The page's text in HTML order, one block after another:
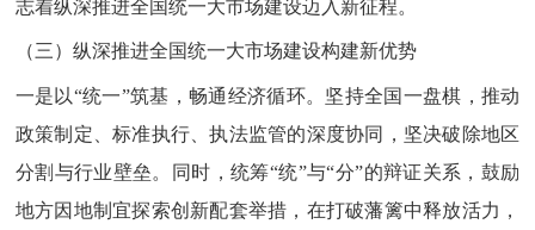
志着纵深推进全国统一大市场建设迈入新征程。
（三）纵深推进全国统一大市场建设构建新优势
一是以“统一”筑基，畅通经济循环。坚持全国一盘棋，推动
政策制定、标准执行、执法监管的深度协同，坚决破除地区
分割与行业壁垒。同时，统筹“统”与“分”的辩证关系，鼓励
地方因地制宜探索创新配套举措，在打破藩篱中释放活力，